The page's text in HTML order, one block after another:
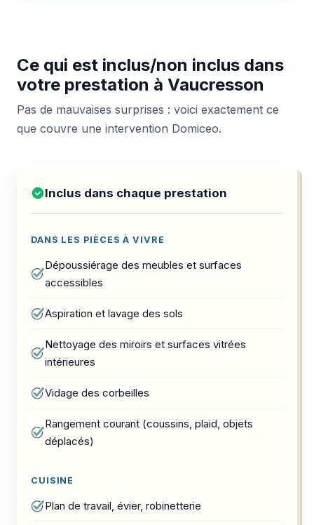
Ce qui est inclus/non inclus dans
votre prestation à Vaucresson
Pas de mauvaises surprises : voici exactement ce
que couvre une intervention Domiceo.
Inclus dans chaque prestation
DANS LES PIÈCES À VIVRE
Dépoussiérage des meubles et surfaces
accessibles
Aspiration et lavage des sols
Nettoyage des miroirs et surfaces vitrées
intérieures
Vidage des corbeilles
Rangement courant (coussins, plaid, objets
déplacés)
CUISINE
Plan de travail, évier, robinetterie